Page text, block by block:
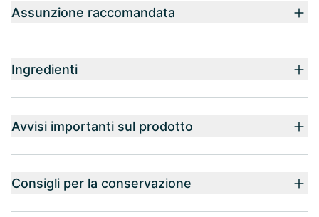
Assunzione raccomandata
Ingredienti
Avvisi importanti sul prodotto
Consigli per la conservazione